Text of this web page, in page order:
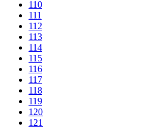
110
111
112
113
114
115
116
117
118
119
120
121